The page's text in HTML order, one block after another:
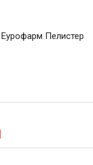
Пелистер